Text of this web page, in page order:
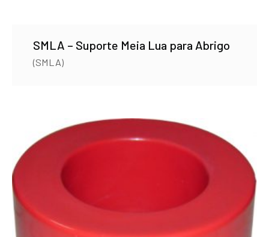
SMLA – Suporte Meia Lua para Abrigo
(SMLA)